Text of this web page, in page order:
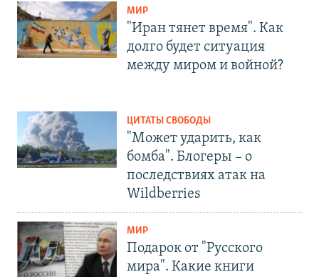
МИР
"Иран тянет время". Как
долго будет ситуация
между миром и войной?
ЦИТАТЫ СВОБОДЫ
"Может ударить, как
бомба". Блогеры – о
последствиях атак на
Wildberries
МИР
Подарок от "Русского
мира". Какие книги